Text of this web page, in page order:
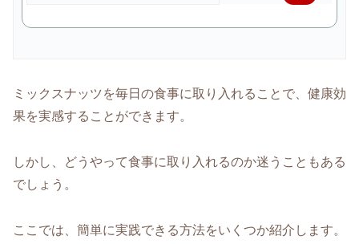
ミックスナッツを毎日の食事に取り入れることで、健康効
果を実感することができます。
しかし、どうやって食事に取り入れるのか迷うこともある
でしょう。
ここでは、簡単に実践できる方法をいくつか紹介します。